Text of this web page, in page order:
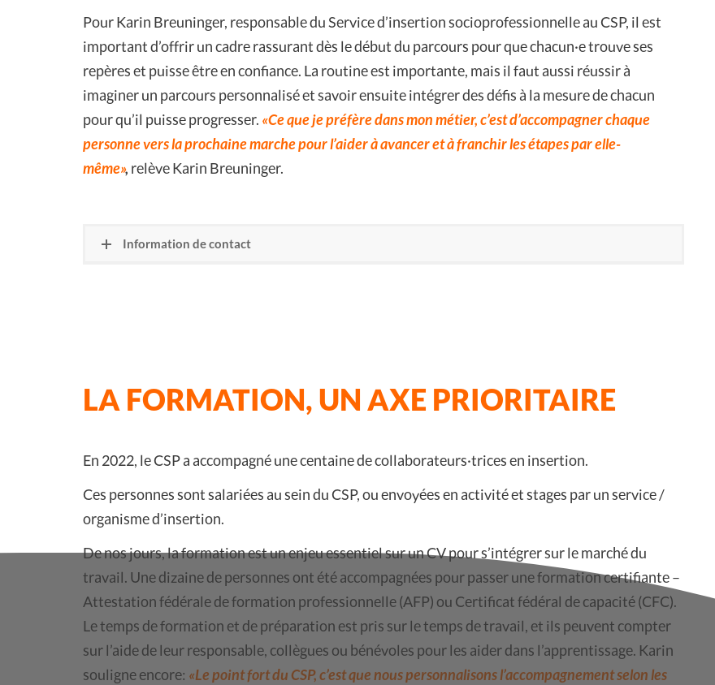
Pour Karin Breuninger, responsable du Service d’insertion socioprofessionnelle au CSP, il est
important d’offrir un cadre rassurant dès le début du parcours pour que chacun·e trouve ses
repères et puisse être en confiance. La routine est importante, mais il faut aussi réussir à
imaginer un parcours personnalisé et savoir ensuite intégrer des défis à la mesure de chacun
pour qu’il puisse progresser. «Ce que je préfère dans mon métier, c’est d’accompagner chaque
personne vers la prochaine marche pour l’aider à avancer et à franchir les étapes par elle-
même», relève Karin Breuninger.
Information de contact
LA FORMATION, UN AXE PRIORITAIRE
En 2022, le CSP a accompagné une centaine de collaborateurs·trices en insertion.
Ces personnes sont salariées au sein du CSP, ou envoyées en activité et stages par un service /
organisme d’insertion.
De nos jours, la formation est un enjeu essentiel sur un CV pour s’intégrer sur le marché du
travail. Une dizaine de personnes ont été accompagnées pour passer une formation certifiante –
Attestation fédérale de formation professionnelle (AFP) ou Certificat fédéral de capacité (CFC).
Le temps de formation et de préparation est pris sur le temps de travail, et ils peuvent compter
sur l’aide de leur responsable, collègues ou bénévoles pour les aider dans l’apprentissage. Karin
souligne encore: «Le point fort du CSP, c’est que nous personnalisons l’accompagnement selon les